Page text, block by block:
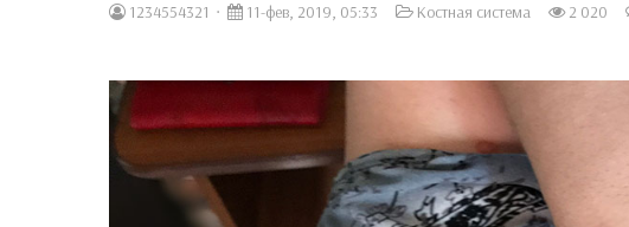
1234554321 11-фев, 2019, 05:33 Костная система 2 020